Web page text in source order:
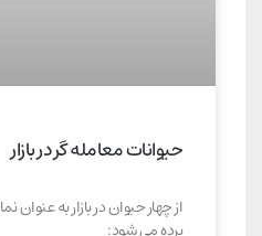
حیوانات معامله گر در بازار
از چهار حیوان در بازار به عنوان
برده می شود: